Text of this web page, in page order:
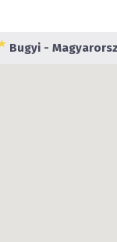
Bugyi -